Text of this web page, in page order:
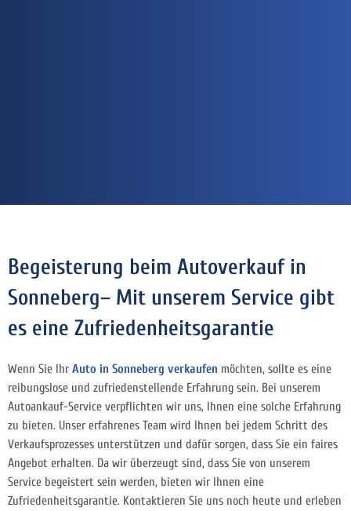
Begeisterung beim Autoverkauf in
Sonneberg– Mit unserem Service gibt
es eine Zufriedenheitsgarantie
Wenn Sie IhrAuto in Sonneberg verkaufen möchten, sollte es eine
reibungslose und zufriedenstellende Erfahrung sein. Bei unserem
Autoankauf-Service verpflichten wir uns, Ihnen eine solche Erfahrung
zu bieten. Unser erfahrenes Team wird Ihnen bei jedem Schritt des
Verkaufsprozesses unterstützen und dafür sorgen, dass Sie ein faires
Angebot erhalten. Da wir überzeugt sind, dass Sie von unserem
Service begeistert sein werden, bieten wir Ihnen eine
Zufriedenheitsgarantie. Kontaktieren Sie uns noch heute und erleben